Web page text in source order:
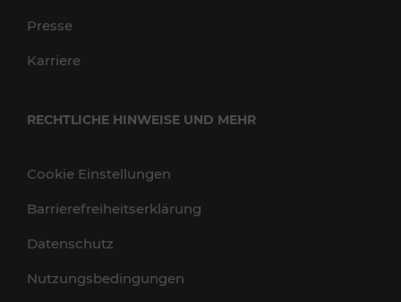
Presse
Karriere
RECHTLICHE HINWEISE UND MEHR
Cookie Einstellungen
Barrierefreiheitserklärung
Datenschutz
Nutzungsbedingungen